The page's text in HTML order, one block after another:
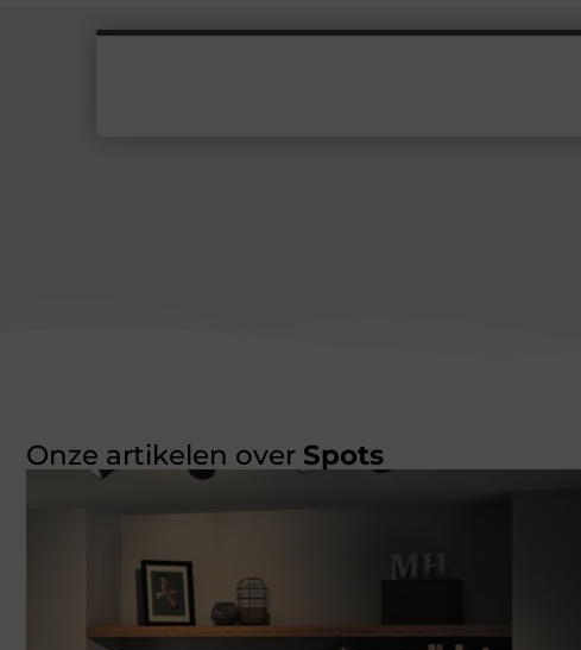
Onze artikelen over Spots